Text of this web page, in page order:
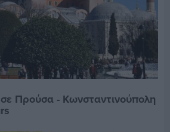
Προύσα - Κωνσταντινούπολη